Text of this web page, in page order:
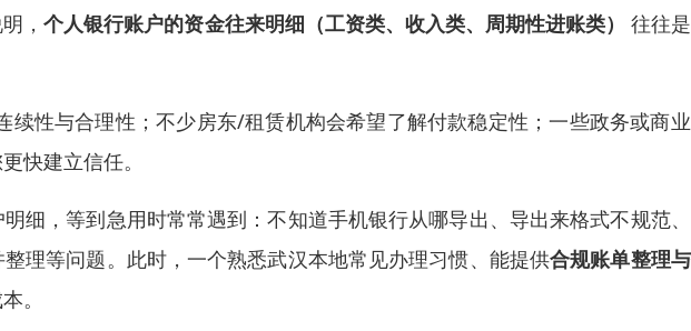
，个人银行账户的资金往来明细（工资类、收入类、周期性进账类）
往往
续性与合理性；不少房东/租赁机构会希望了解付款稳定性；一些政务或商
快建立信任。
细，等到急用时常常遇到：不知道手机银行从哪导出、导出来格式不规范
理等问题。此时，一个熟悉武汉本地常见办理习惯、能提供合规账单整理
。